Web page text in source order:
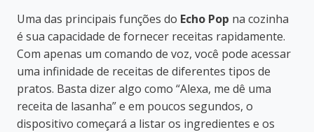
Uma das principais funções do Echo Pop na cozinha
é sua capacidade de fornecer receitas rapidamente.
Com apenas um comando de voz, você pode acessar
uma infinidade de receitas de diferentes tipos de
pratos. Basta dizer algo como “Alexa, me dê uma
receita de lasanha” e em poucos segundos, o
dispositivo começará a listar os ingredientes e os